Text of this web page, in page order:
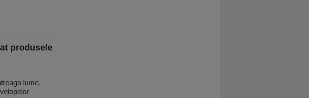
produsele
lume,